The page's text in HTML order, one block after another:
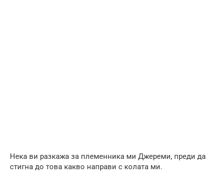
Нека ви разкажа за племенника ми Джереми, преди да
стигна до това какво направи с колата ми.